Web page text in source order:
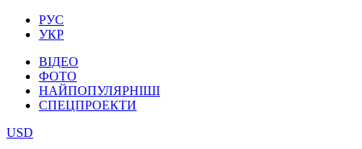
РУС
УКР
ВІДЕО
ФОТО
НАЙПОПУЛЯРНІШІ
СПЕЦПРОЕКТИ
USD